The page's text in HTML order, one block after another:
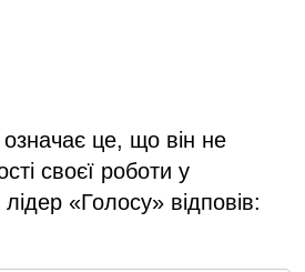
це, що він не
своєї роботи у
«Голосу» відповів: